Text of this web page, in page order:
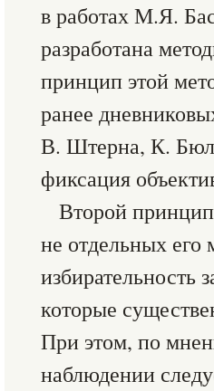
в работах М.Я.
разработана
принцип этой
ранее
В. Штерна, К.
фиксация
Второй
не отдельных
избирательность
которые
При этом, по
наблюдении